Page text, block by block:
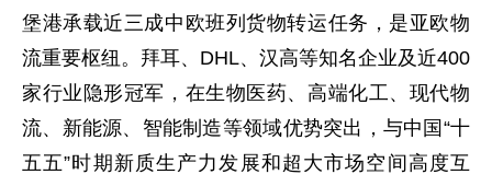
堡港承载近三成中欧班列货物转运任务，是亚欧物
流重要枢纽。拜耳、DHL、汉高等知名企业及近400
家行业隐形冠军，在生物医药、高端化工、现代物
流、新能源、智能制造等领域优势突出，与中国“十
五五”时期新质生产力发展和超大市场空间高度互